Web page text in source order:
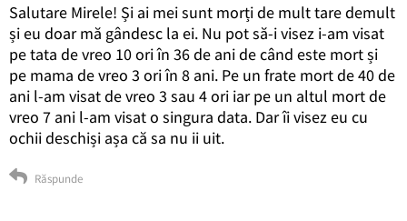
Salutare Mirele! Și ai mei sunt morți de mult tare demult
și eu doar mă gândesc la ei. Nu pot să-i visez i-am visat
pe tata de vreo 10 ori în 36 de ani de când este mort și
pe mama de vreo 3 ori în 8 ani. Pe un frate mort de 40 de
ani l-am visat de vreo 3 sau 4 ori iar pe un altul mort de
vreo 7 ani l-am visat o singura data. Dar îi visez eu cu
ochii deschiși așa că sa nu ii uit.
Răspunde